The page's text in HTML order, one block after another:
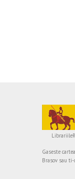
Gaseste
Brasov sau